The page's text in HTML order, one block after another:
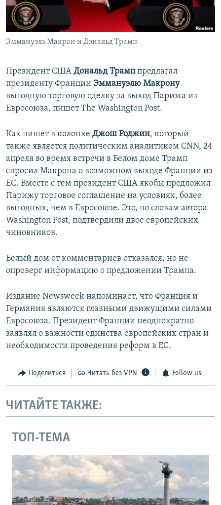
ПОБЕДИТЕЛЕЙ НЕ СУДЯТ?
КРЫМ.НЕПОКОРЕННЫЙ
ELIFBE
ПРИСОЕДИНЯЙТЕСЬ!
Все сайты RFE/RL
Эммануэль Макрон и Дональд Трамп
Президент США Дональд Трамппредлагал
президенту Франции Эммануэлю Макрону
выгодную торговую сделку за выход Парижа из
Евросоюза, пишет The Washington Post.
Как пишет в колонке Джош Роджин, который
также является политическим аналитиком CNN, 24
апреля во время встречи в Белом доме Трамп
спросил Макрона о возможном выходе Франции из
ЕС. Вместе с тем президент США якобы предложил
Парижу торговое соглашение на условиях, более
выгодных, чем в Евросоюзе. Это, по словам автора
Washington Post, подтвердили двое европейских
чиновников.
Белый дом от комментариев отказался, но не
опроверг информацию о предложении Трампа.
Издание Newsweek напоминает, что Франция и
Германия являются главными движущими силами
Евросоюза. Президент Франции неоднократно
заявлял о важности единства европейских стран и
необходимости проведения реформ в ЕС.
Поделиться Читать без VPN Follow us
ЧИТАЙТЕ ТАКЖЕ:
ТОП-ТЕМА